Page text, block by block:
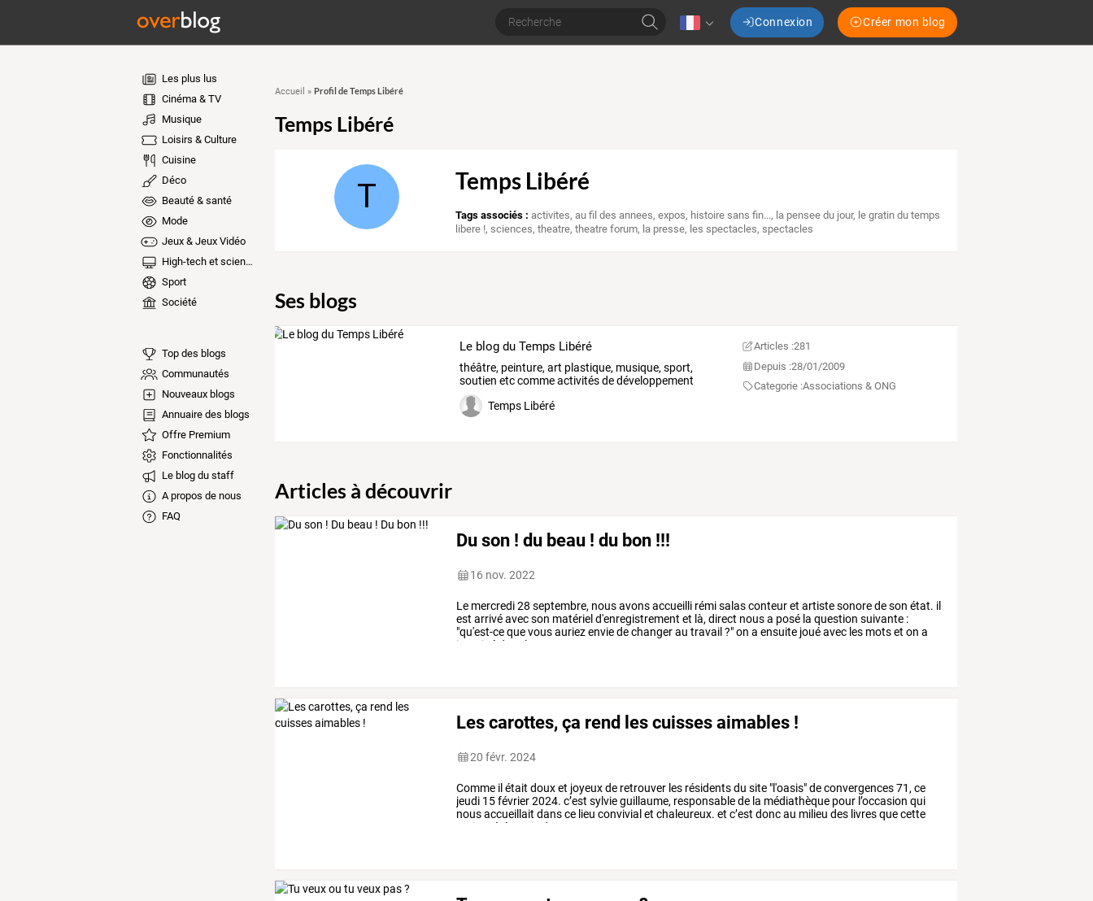
Connexion Créer mon blog
Les plus lus
Cinéma & TV
Musique
Loisirs & Culture
Cuisine
Déco
Beauté & santé
Mode
Jeux & Jeux Vidéo
High-tech et sciences
Sport
Société
Top des blogs
Communautés
Nouveaux blogs
Annuaire des blogs
Offre Premium
Fonctionnalités
Le blog du staff
A propos de nous
FAQ
Accueil » Profil de Temps Libéré
Temps Libéré
T Temps Libéré
Tags associés : activites,au fil des annees,expos, histoire sans fin..., la pensee du jour, le gratin du temps
libere !,sciences,theatre,theatre forum, la presse, les spectacles,spectacles
Ses blogs
Le blog du Temps Libéré
théâtre,peinture,art plastique,musique,sport,
soutien etccommeactivitésdedéveloppement
personnel
Temps Libéré
Articles :281
Depuis :28/01/2009
Categorie :Associations & ONG
Articles à découvrir
Du son ! du beau ! du bon !!!
16 nov. 2022
Le mercredi28 septembre, nousavonsaccueilli rémisalasconteuret artistesonoredeson état. il
est arrivéavecson matériel d'enregistrement et là, direct nousa posé la question suivante :
"qu'est-cequevousauriezenviedechangerau travail ?"on a ensuite jouéavec les motset on a
imaginé des slogans
Les carottes, ça rend les cuisses aimables !
20 févr. 2024
Comme il était douxet joyeuxde retrouver les résidentsdu site "l'oasis"deconvergences71, ce
jeudi 15février2024. c’est sylvieguillaume, responsablede la médiathèque pour l’occasion qui
nousaccueillait dansce lieu convivial et chaleureux. et c’est doncau milieu des livresquecette
petite
cérémonie de